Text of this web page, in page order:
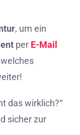
, um ein
per E-Mail
das wirklich?“
sicher zur